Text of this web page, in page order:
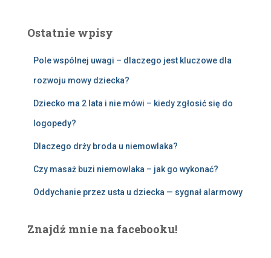
jOstatnie wpisy
Pole wspólnej uwagi – dlaczego jest kluczowe dla
rozwoju mowy dziecka?
Dziecko ma 2 lata i nie mówi – kiedy zgłosić się do
logopedy?
Dlaczego drży broda u niemowlaka?
Czy masaż buzi niemowlaka – jak go wykonać?
Oddychanie przez usta u dziecka — sygnał alarmowy
Znajdź mnie na facebooku!